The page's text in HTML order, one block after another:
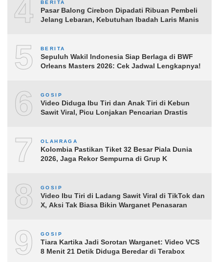
4 BERITA
Pasar Balong Cirebon Dipadati Ribuan Pembeli
Jelang Lebaran, Kebutuhan Ibadah Laris Manis
5 BERITA
Sepuluh Wakil Indonesia Siap Berlaga di BWF
Orleans Masters 2026: Cek Jadwal Lengkapnya!
6 GOSIP
Video Diduga Ibu Tiri dan Anak Tiri di Kebun
Sawit Viral, Picu Lonjakan Pencarian Drastis
7 OLAHRAGA
Kolombia Pastikan Tiket 32 Besar Piala Dunia
2026, Jaga Rekor Sempurna di Grup K
8 GOSIP
Video Ibu Tiri di Ladang Sawit Viral di TikTok dan
X, Aksi Tak Biasa Bikin Warganet Penasaran
9 GOSIP
Tiara Kartika Jadi Sorotan Warganet: Video VCS
8 Menit 21 Detik Diduga Beredar di Terabox